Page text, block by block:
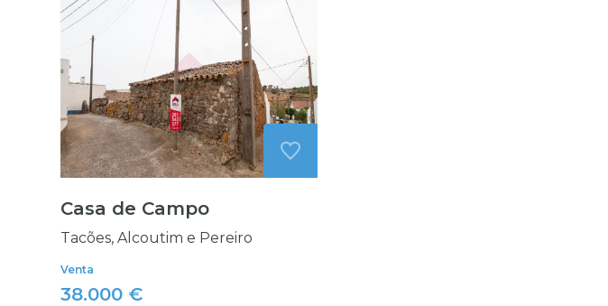
Casa de Campo
Tacões, Alcoutim e Pereiro
Venta
38.000 €